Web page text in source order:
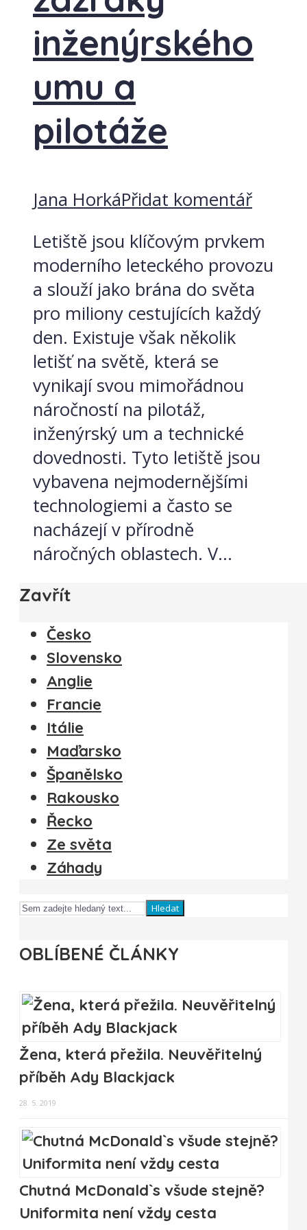
inženýrského
umu a
pilotáže
Jana HorkáPřidat komentář
Letiště jsou klíčovým prvkem
moderního leteckého provozu
a slouží jako brána do světa
pro miliony cestujících každý
den. Existuje však několik
letišť na světě, která se
vynikají svou mimořádnou
náročností na pilotáž,
inženýrský um a technické
dovednosti. Tyto letiště jsou
vybavena nejmodernějšími
technologiemi a často se
nacházejí v přírodně
náročných oblastech. V...
Zavřít
Česko
Slovensko
Anglie
Francie
Itálie
Maďarsko
Španělsko
Rakousko
Řecko
Ze světa
Záhady
Hledat
OBLÍBENÉ ČLÁNKY
Žena, která přežila. Neuvěřitelný
příběh Ady Blackjack
28. 5. 2019
Chutná McDonald`s všude stejně?
Uniformita není vždy cesta